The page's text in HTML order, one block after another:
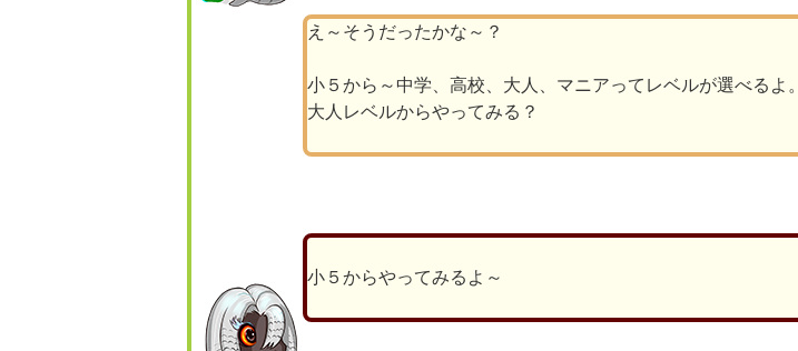
え～そうだったかな～？
小５から～中学、高校、大人、マニアってレベルが選べるよ。
大人レベルからやってみる？
小５からやってみるよ～